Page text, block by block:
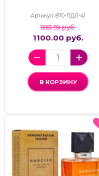
Артикул: 870-ПДЛ-41
1361.59 руб.
1100.00 руб.
В КОРЗИНУ